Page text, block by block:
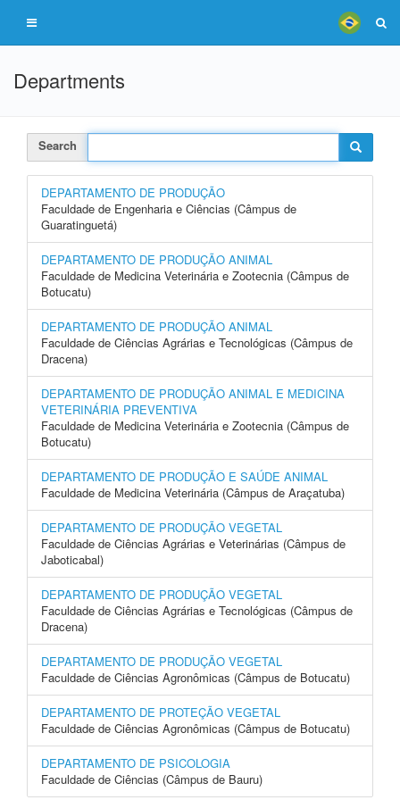
Departments
Search
DEPARTAMENTO DE PRODUÇÃO
Faculdade de Engenharia e Ciências (Câmpus de
Guaratinguetá)
DEPARTAMENTO DE PRODUÇÃO ANIMAL
Faculdade de Medicina Veterinária e Zootecnia (Câmpus de
Botucatu)
DEPARTAMENTO DE PRODUÇÃO ANIMAL
Faculdade de Ciências Agrárias e Tecnológicas (Câmpus de
Dracena)
DEPARTAMENTO DE PRODUÇÃO ANIMAL E MEDICINA
VETERINÁRIA PREVENTIVA
Faculdade de Medicina Veterinária e Zootecnia (Câmpus de
Botucatu)
DEPARTAMENTO DE PRODUÇÃO E SAÚDE ANIMAL
Faculdade de Medicina Veterinária (Câmpus de Araçatuba)
DEPARTAMENTO DE PRODUÇÃO VEGETAL
Faculdade de Ciências Agrárias e Veterinárias (Câmpus de
Jaboticabal)
DEPARTAMENTO DE PRODUÇÃO VEGETAL
Faculdade de Ciências Agrárias e Tecnológicas (Câmpus de
Dracena)
DEPARTAMENTO DE PRODUÇÃO VEGETAL
Faculdade de Ciências Agronômicas (Câmpus de Botucatu)
DEPARTAMENTO DE PROTEÇÃO VEGETAL
Faculdade de Ciências Agronômicas (Câmpus de Botucatu)
DEPARTAMENTO DE PSICOLOGIA
Faculdade de Ciências (Câmpus de Bauru)